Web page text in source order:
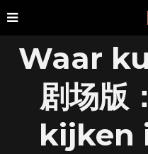
Waar
剧场版
kijken